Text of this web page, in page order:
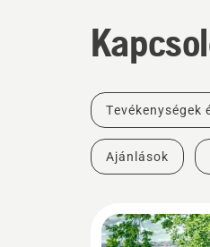
Tevékenységek
Ajánlások